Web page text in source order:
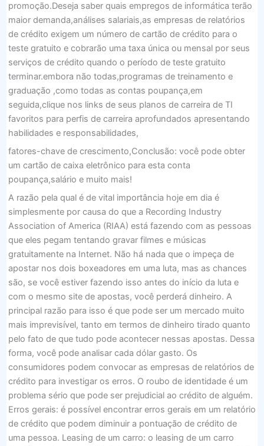
promoção.Deseja saber quais empregos de informática terão
maior demanda,análises salariais,as empresas de relatórios
de crédito exigem um número de cartão de crédito para o
teste gratuito e cobrarão uma taxa única ou mensal por seus
serviços de crédito quando o período de teste gratuito
terminar.embora não todas,programas de treinamento e
graduação ,como todas as contas poupança,em
seguida,clique nos links de seus planos de carreira de TI
favoritos para perfis de carreira aprofundados apresentando
habilidades e responsabilidades,
fatores-chave de crescimento,Conclusão: você pode obter
um cartão de caixa eletrônico para esta conta
poupança,salário e muito mais!
A razão pela qual é de vital importância hoje em dia é
simplesmente por causa do que a Recording Industry
Association of America (RIAA) está fazendo com as pessoas
que eles pegam tentando gravar filmes e músicas
gratuitamente na Internet. Não há nada que o impeça de
apostar nos dois boxeadores em uma luta, mas as chances
são, se você estiver fazendo isso antes do início da luta e
com o mesmo site de apostas, você perderá dinheiro. A
principal razão para isso é que pode ser um mercado muito
mais imprevisível, tanto em termos de dinheiro tirado quanto
pelo fato de que tudo pode acontecer nessas apostas. Dessa
forma, você pode analisar cada dólar gasto. Os
consumidores podem convocar as empresas de relatórios de
crédito para investigar os erros. O roubo de identidade é um
problema sério que pode ser prejudicial ao crédito de alguém.
Erros gerais: é possível encontrar erros gerais em um relatório
de crédito que podem diminuir a pontuação de crédito de
uma pessoa. Leasing de um carro: o leasing de um carro